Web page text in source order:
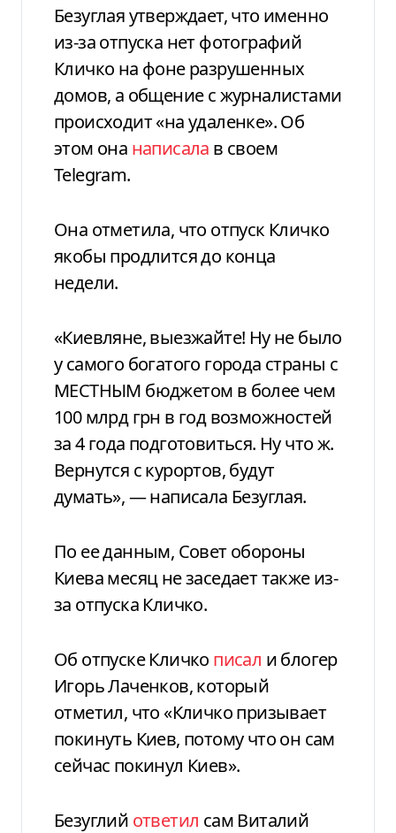
Безуглая утверждает, что именно
из-за отпуска нет фотографий
Кличко на фоне разрушенных
домов, а общение с журналистами
происходит «на удаленке». Об
этом она написала в своем
Telegram.
Она отметила, что отпуск Кличко
якобы продлится до конца
недели.
«Киевляне, выезжайте! Ну не было
у самого богатого города страны с
МЕСТНЫМ бюджетом в более чем
100 млрд грн в год возможностей
за 4 года подготовиться. Ну что ж.
Вернутся с курортов, будут
думать», — написала Безуглая.
По ее данным, Совет обороны
Киева месяц не заседает также из-
за отпуска Кличко.
Об отпуске Кличко писал и блогер
Игорь Лаченков, который
отметил, что «Кличко призывает
покинуть Киев, потому что он сам
сейчас покинул Киев».
Безуглий ответил сам Виталий